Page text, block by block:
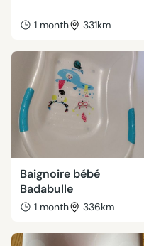
1 month 331km
Baignoire bébé
Badabulle
1 month 336km